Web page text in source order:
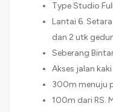
Type Studio
Lantai 6.
dan 2 utk
Seberang
Akses jalan
300m menuju
100m dari RS.